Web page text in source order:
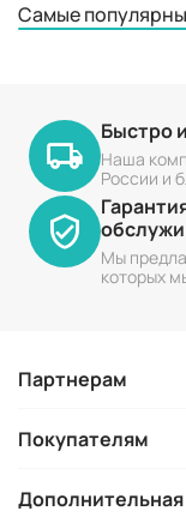
Самые
Быстро
Наша
России и
Мы
которых
Партнерам
Покупателям